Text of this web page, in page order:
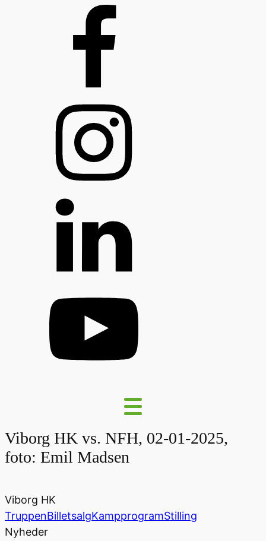
Viborg HK vs. NFH, 02-01-2025,
foto: Emil Madsen
Viborg HK
TruppenBilletsalgKampprogramStilling
Nyheder